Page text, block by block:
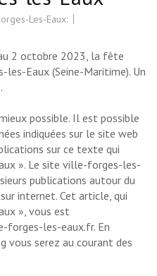
Les-Eaux:
2 octobre 2023, la fête
les-Eaux (Seine-Maritime). Un
possible. Il est possible
indiquées sur le site web
sur ce texte qui
». Le site ville-forges-les-
publications autour du
internet. Cet article, qui
», vous est
forges-les-eaux.fr. En
vous serez au courant des